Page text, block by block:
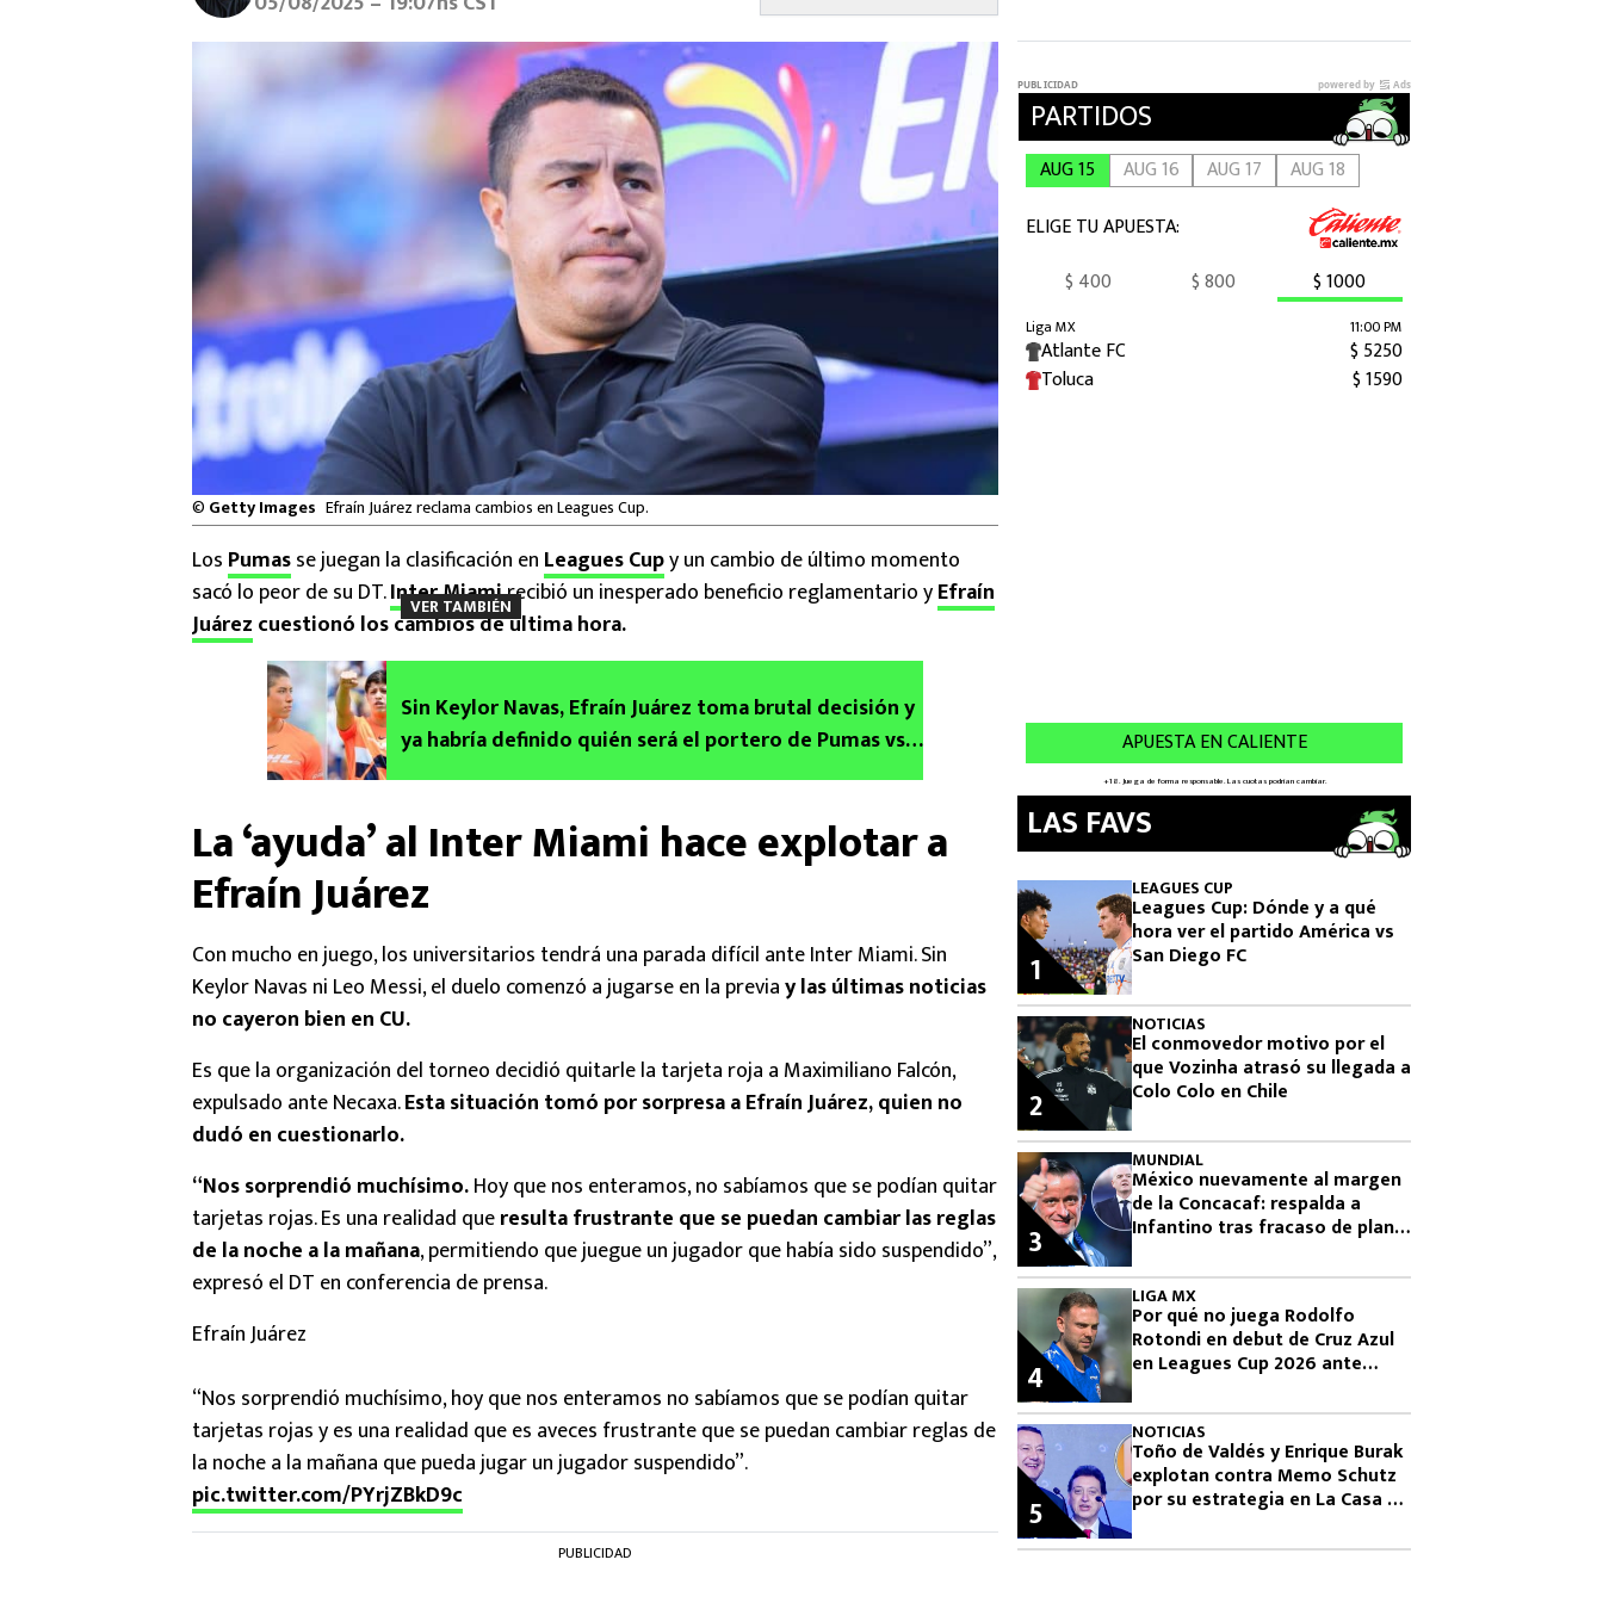
© Getty Images Efraín Juárez reclama cambios en Leagues Cup.
Los Pumasse juegan la clasificación en Leagues Cupy un cambio de último momento
sacó lo peor de su DT.Inter Miamirecibió un inesperado beneficio reglamentario yEfraín
Juárez cuestionó los cambios de última hora.
VER TAMBIÉN
Sin Keylor Navas, Efraín Juárez toma brutal decisión y
ya habría definido quién será el portero de Pumas vs
Inter Miami: ¿Rodrigo Parra o Pablo Lara?
La ‘ayuda’ al Inter Miami hace explotar a
Efraín Juárez
Con mucho en juego, los universitarios tendrá una parada difícil ante Inter Miami. Sin
Keylor Navas ni Leo Messi, el duelo comenzó a jugarse en la previay las últimas noticias
no cayeron bien en CU.
Es que la organización del torneo decidió quitarle la tarjeta roja a Maximiliano Falcón,
expulsado ante Necaxa.Esta situación tomó por sorpresa a Efraín Juárez, quien no
dudó en cuestionarlo.
“Nos sorprendió muchísimo.Hoy que nos enteramos, no sabíamos que se podían quitar
tarjetas rojas. Es una realidad queresulta frustrante que se puedan cambiar las reglas
de la noche a la mañana, permitiendo que juegue un jugador que había sido suspendido”,
expresó el DT en conferencia de prensa.
Efraín Juárez
“Nos sorprendió muchísimo, hoy que nos enteramos no sabíamos que se podían quitar
tarjetas rojas y es una realidad que es aveces frustrante que se puedan cambiar reglas de
la noche a la mañana que pueda jugar un jugador suspendido”.
pic.twitter.com/PYrjZBkD9c
PUBLICIDAD
LAS FAVS
LEAGUES CUP
Leagues Cup: Dónde y a qué
hora ver el partido América vs
San Diego FC
1
NOTICIAS
El conmovedor motivo por el
que Vozinha atrasó su llegada a
Colo Colo en Chile
2
MUNDIAL
México nuevamente al margen
de la Concacaf: respalda a
Infantino tras fracaso de plan
3
LIGA MX
Por qué no juega Rodolfo
Rotondi en debut de Cruz Azul
en Leagues Cup 2026 ante
4
NOTICIAS
Toño de Valdés y Enrique Burak
explotan contra Memo Schutz
por su estrategia en La Casa de
5